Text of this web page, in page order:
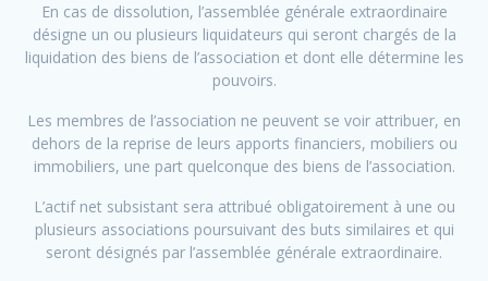
En cas de dissolution, l’assemblée générale extraordinaire
désigne un ou plusieurs liquidateurs qui seront chargés de la
liquidation des biens de l’association et dont elle détermine les
pouvoirs.
Les membres de l’association ne peuvent se voir attribuer, en
dehors de la reprise de leurs apports financiers, mobiliers ou
immobiliers, une part quelconque des biens de l’association.
L’actif net subsistant sera attribué obligatoirement à une ou
plusieurs associations poursuivant des buts similaires et qui
seront désignés par l’assemblée générale extraordinaire.